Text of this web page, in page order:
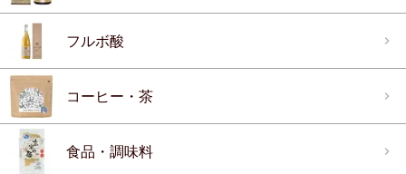
フルボ酸
コーヒー・茶
食品・調味料